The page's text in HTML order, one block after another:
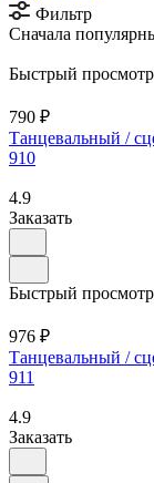
Фильтр
Сначала
Быстрый просмотр
790 ₽
Танцевальный /
910
4.9
Заказать
Быстрый просмотр
976 ₽
Танцевальный /
911
4.9
Заказать